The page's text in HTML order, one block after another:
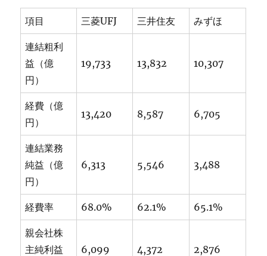
項目 三菱UFJ 三井住友 みずほ
連結粗利
益（億
円）
19,733 13,832 10,307
経費（億
円）
13,420 8,587 6,705
連結業務
純益（億
円）
6,313 5,546 3,488
経費率 68.0% 62.1% 65.1%
親会社株
主純利益
6,099 4,372 2,876